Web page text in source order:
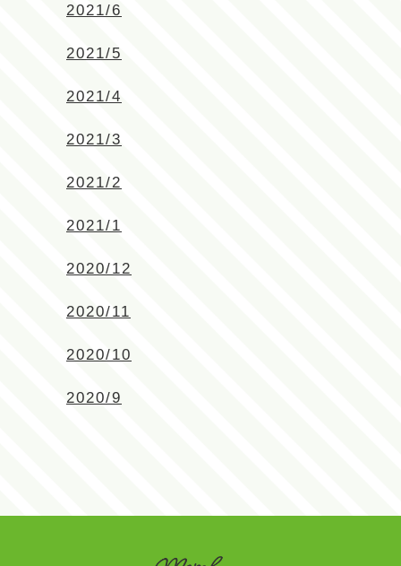
2021/6
2021/5
2021/4
2021/3
2021/2
2021/1
2020/12
2020/11
2020/10
2020/9